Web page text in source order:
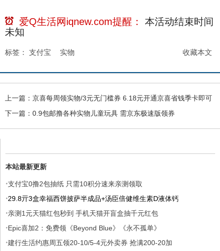
爱Q生活网iqnew.com提醒：
本活动结束时间
未知
收藏本文
标签： 支付宝 实物
上一篇： 京喜每周领实物/3元无门槛券 6.18元开通京喜省钱季卡即可
下一篇： 0.9包邮撸各种实物儿童玩具 需京东极速版领券
本站最新更新
·支付宝0撸2包抽纸 只需10积分速来亲测领取
·29.8亓3盒幸福西饼披萨半成品+汤臣倍健维生素D液体钙
·亲测1元天猫红包秒到 手机天猫开盲盒抽千元红包
·Epic喜加2：免费领《Beyond Blue》《永不孤单》
·建行生活约惠周五领20-10/5-4元外卖券 抢满200-20加